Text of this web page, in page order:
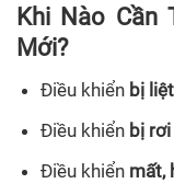
Khi Nào Cần
Mới?
Điều khiển bị
Điều khiển bị
Điều khiển mất,